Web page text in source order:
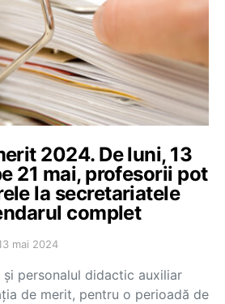
2024. De luni, 13
21 mai, profesorii pot
la secretariatele
complet
mai 2024
personalul didactic auxiliar
de merit, pentru o perioadă de